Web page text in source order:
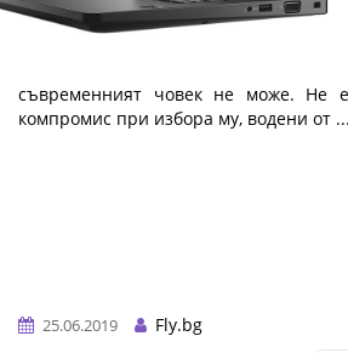
5 причини да изберете лаптоп на
Веднага след мобилния телефон,
място в класацията на
съвременният човек не може. Не
компромис при избора му, водени от
25.06.2019
Fly.bg